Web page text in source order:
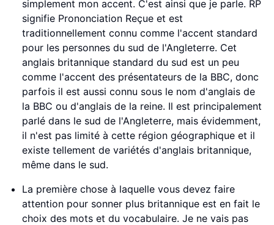
simplement mon accent. C'est ainsi que je parle. RP
signifie Prononciation Reçue et est
traditionnellement connu comme l'accent standard
pour les personnes du sud de l'Angleterre. Cet
anglais britannique standard du sud est un peu
comme l'accent des présentateurs de la BBC, donc
parfois il est aussi connu sous le nom d'anglais de
la BBC ou d'anglais de la reine. Il est principalement
parlé dans le sud de l'Angleterre, mais évidemment,
il n'est pas limité à cette région géographique et il
existe tellement de variétés d'anglais britannique,
même dans le sud.
La première chose à laquelle vous devez faire
attention pour sonner plus britannique est en fait le
choix des mots et du vocabulaire. Je ne vais pas